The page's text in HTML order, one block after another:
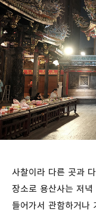
사찰이라 다른 곳과
장소로 용산사는 저
들어가서 관함하거나